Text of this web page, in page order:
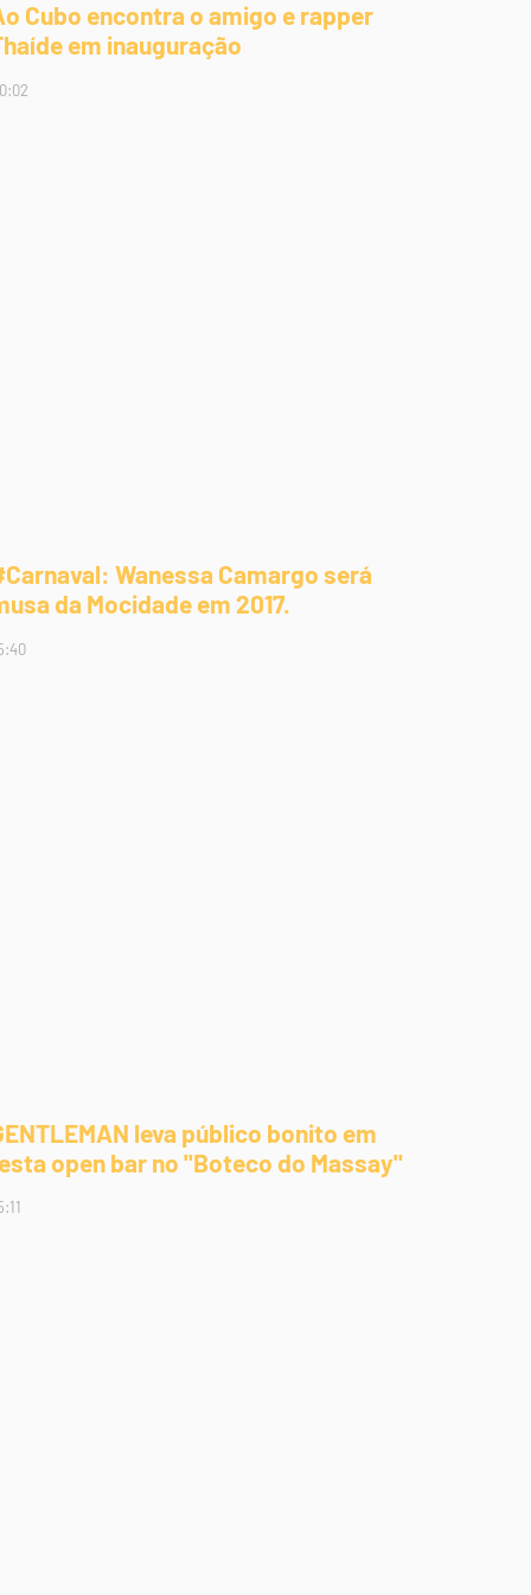
Cubo encontra o amigo e rapper
em inauguração
Wanessa Camargo será
da Mocidade em 2017.
leva público bonito em
open bar no "Boteco do Massay"